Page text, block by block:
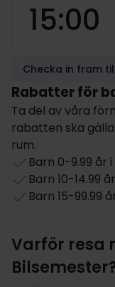
15:00
Checka in fram
Rabatter för
Ta del av våra
rabatten ska
rum.
Barn 0-9.99 år
Barn 10-14.99
Barn 15-99.99
Varför resa